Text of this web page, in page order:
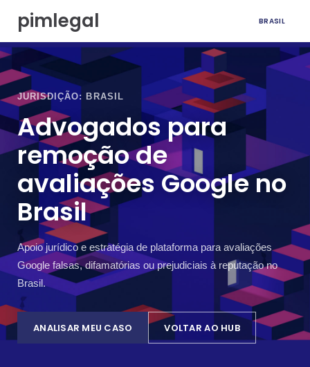
a
t
pimlegal BRASIL
JURISDIÇÃO: BRASIL
Advogados para
remoção de
avaliações Google no
Brasil
Apoio jurídico e estratégia de plataforma para avaliações
Google falsas, difamatórias ou prejudiciais à reputação no
Brasil.
ANALISAR MEU CASO VOLTAR AO HUB